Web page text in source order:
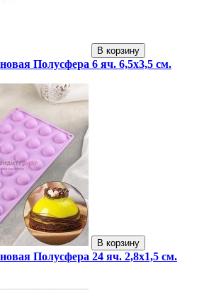
В корзину
Полусфера 6 яч. 6,5х3,5 см.
В корзину
Полусфера 24 яч. 2,8х1,5 см.